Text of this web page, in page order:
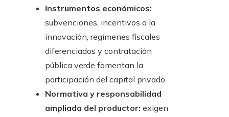
Instrumentos económicos:
subvenciones, incentivos a la
innovación, regímenes fiscales
diferenciados y contratación
pública verde fomentan la
participación del capital privado.
Normativa y responsabilidad
ampliada del productor: exigen